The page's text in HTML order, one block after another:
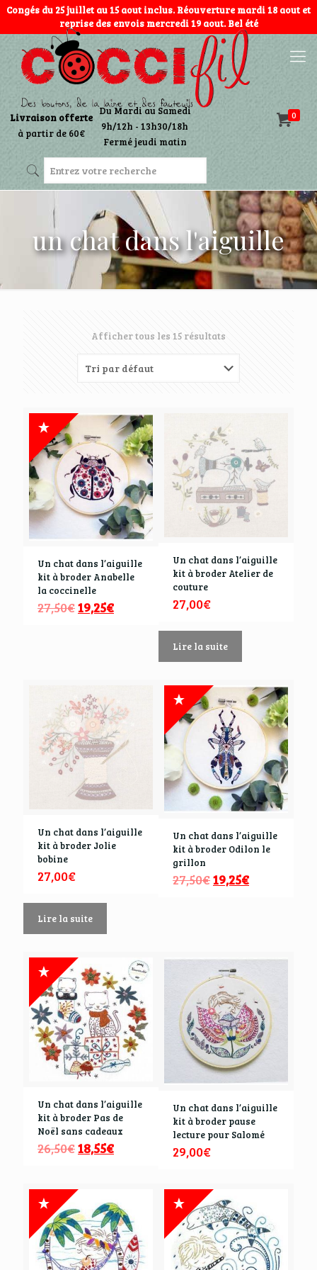
Congés du 25 juillet au 15 aout inclus. Réouverture mardi 18 aout et
reprise des envois mercredi 19 aout. Bel été
0
Livraison offerte
à partir de 60€
Du Mardi au Samedi
9h/12h - 13h30/18h
Fermé jeudi matin
un chat dans l'aiguille
Afficher tous les 15 résultats
Un chat dans l’aiguille
kit à broder Anabelle
la coccinelle
27,50€19,25€
Un chat dans l’aiguille
kit à broder Atelier de
couture
27,00€
Lire la suite
Un chat dans l’aiguille
kit à broder Jolie
bobine
27,00€
Lire la suite
Un chat dans l’aiguille
kit à broder Odilon le
grillon
27,50€19,25€
Un chat dans l’aiguille
kit à broder Pas de
Noël sans cadeaux
26,50€18,55€
Un chat dans l’aiguille
kit à broder pause
lecture pour Salomé
29,00€